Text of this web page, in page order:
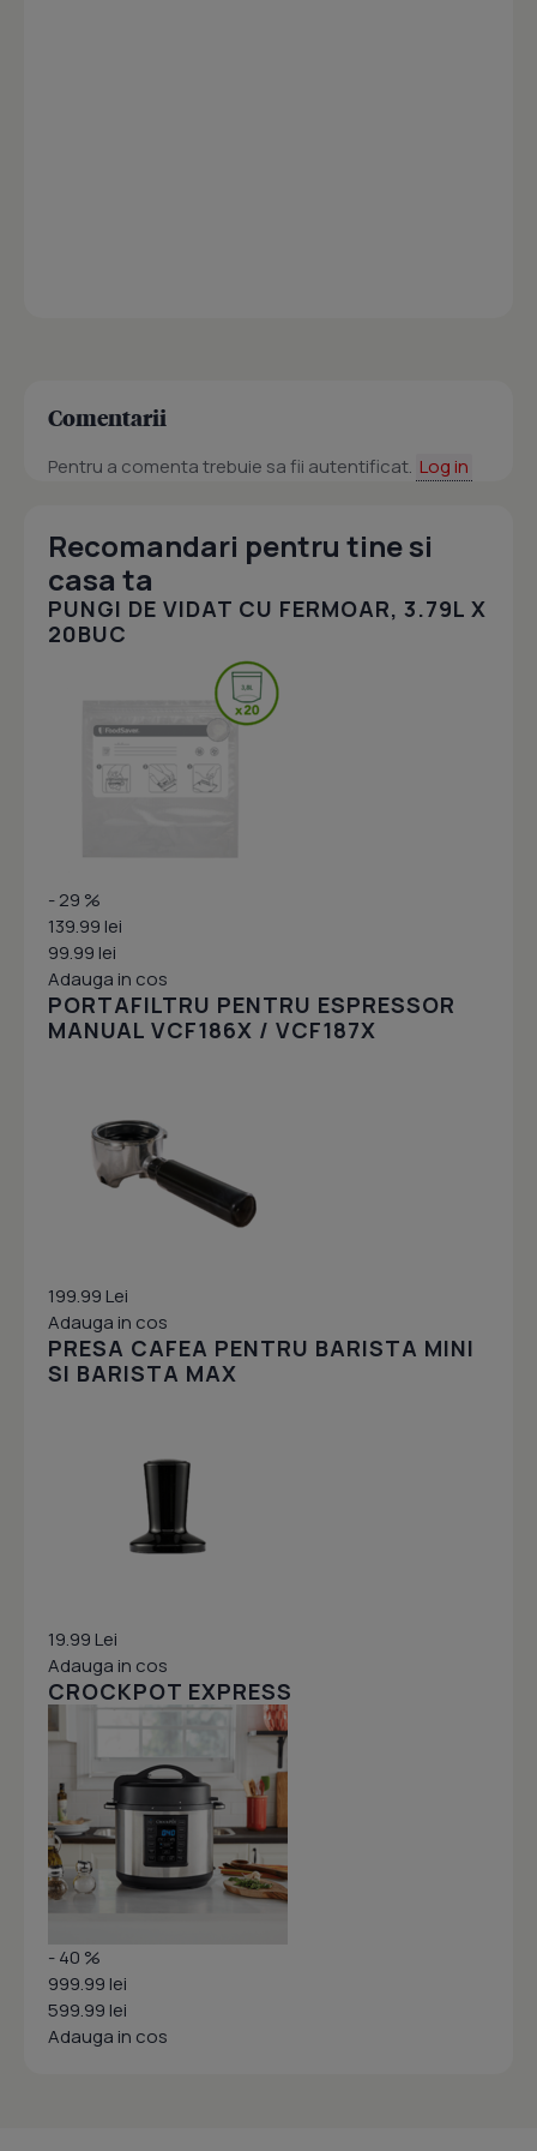
Comentarii
Pentru a comenta trebuie sa fii autentificat. Log in
Recomandari pentru tine si
casa ta
PUNGI DE VIDAT CU FERMOAR, 3.79L X
20BUC
- 29 %
139.99 lei
99.99 lei
Adauga in cos
PORTAFILTRU PENTRU ESPRESSOR
MANUAL VCF186X / VCF187X
199.99 Lei
Adauga in cos
PRESA CAFEA PENTRU BARISTA MINI
SI BARISTA MAX
19.99 Lei
Adauga in cos
CROCKPOT EXPRESS
- 40 %
999.99 lei
599.99 lei
Adauga in cos